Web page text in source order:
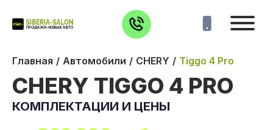
Главная Автомобили CHERY Tiggo 4 Pro
CHERY TIGGO 4 PRO
КОМПЛЕКТАЦИИ И ЦЕНЫ